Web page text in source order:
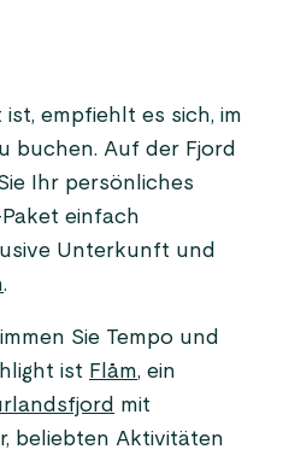
empfiehlt es sich, im
buchen. Auf der Fjord
Ihr persönliches
einfach
Unterkunft und
.
Sie Tempo und
ist Flåm, ein
mit
beliebten Aktivitäten